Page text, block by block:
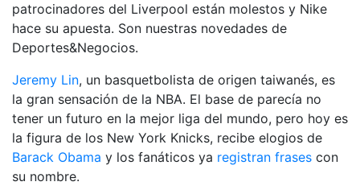
patrocinadores del Liverpool están molestos y Nike
hace su apuesta. Son nuestras novedades de
Deportes&Negocios.
Jeremy Lin, un basquetbolista de origen taiwanés, es
la gran sensación de la NBA. El base de parecía no
tener un futuro en la mejor liga del mundo, pero hoy es
la figura de los New York Knicks, recibe elogios de
Barack Obama y los fanáticos ya registran frases con
su nombre.